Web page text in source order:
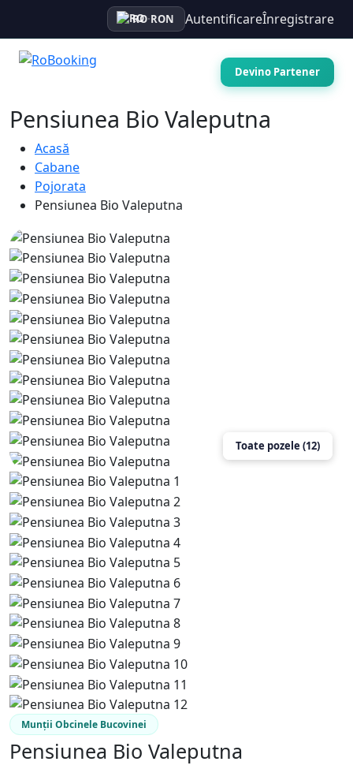
RO·RON AutentificareÎnregistrare
Devino Partener
Pensiunea Bio Valeputna
Acasă
Cabane
Pojorata
Pensiunea Bio Valeputna
Toate pozele (12)
Munții Obcinele Bucovinei
Pensiunea Bio Valeputna